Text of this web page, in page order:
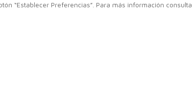
“Establecer Preferencias”. Para más información consulta